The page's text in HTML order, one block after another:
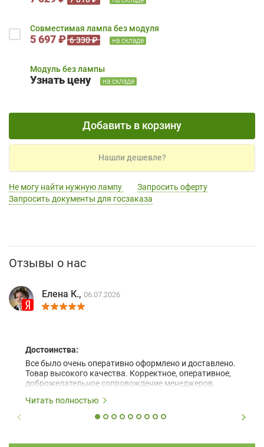
Совместимая лампа без модуля
5 697 ₽ 6 330 ₽ на складе
Модуль без лампы
Узнать цену на складе
Добавить в корзину
Нашли дешевле?
Не могу найти нужную лампу
Запросить оферту
Запросить документы для госзаказа
Отзывы о нас
Елена К., 06.07.2026
Достоинства:
Все было очень оперативно оформлено и доставлено.
Товар высокого качества. Корректное, оперативное,
доброжелательное сопровождение менеджеров.
Читать полностью